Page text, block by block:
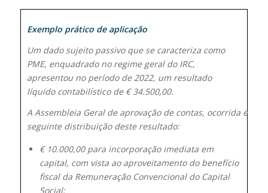
Exemplo prático de aplicação
Um dado sujeito passivo que se caracteriza como
PME, enquadrado no regime geral do IRC,
apresentou no período de 2022, um resultado
líquido contabilístico de € 34.500,00.
A Assembleia Geral de aprovação de contas, ocorrida em
seguinte distribuição deste resultado:
€ 10.000,00 para incorporação imediata em
capital, com vista ao aproveitamento do benefício
fiscal da Remuneração Convencional do Capital
Social;